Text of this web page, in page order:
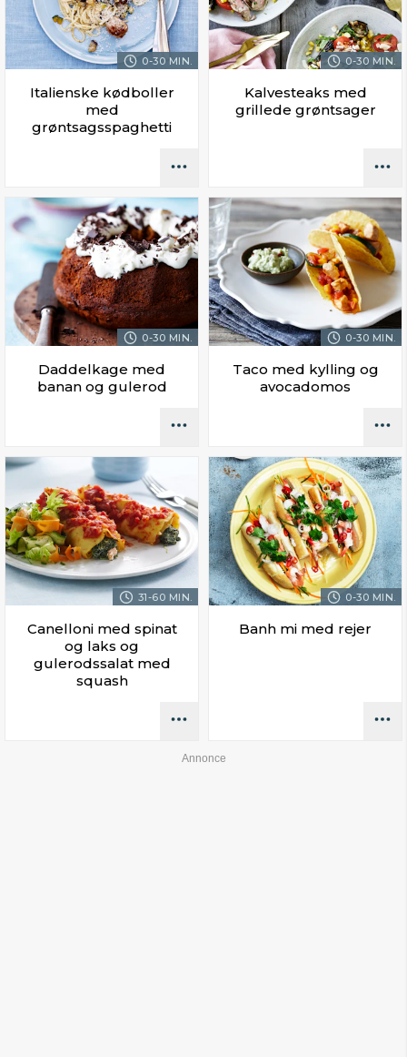
0-30 MIN.
Italienske kødboller
med
grøntsagsspaghetti
0-30 MIN.
Kalvesteaks med
grillede grøntsager
0-30 MIN.
Daddelkage med
banan og gulerod
0-30 MIN.
Taco med kylling og
avocadomos
31-60 MIN.
Canelloni med spinat
og laks og
gulerodssalat med
squash
0-30 MIN.
Banh mi med rejer